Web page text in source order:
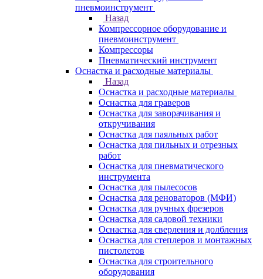
пневмоинструмент
Назад
Компрессорное оборудование и
пневмоинструмент
Компрессоры
Пневматический инструмент
Оснастка и расходные материалы
Назад
Оснастка и расходные материалы
Оснастка для граверов
Оснастка для заворачивания и
откручивания
Оснастка для паяльных работ
Оснастка для пильных и отрезных
работ
Оснастка для пневматического
инструмента
Оснастка для пылесосов
Оснастка для реноваторов (МФИ)
Оснастка для ручных фрезеров
Оснастка для садовой техники
Оснастка для сверления и долбления
Оснастка для степлеров и монтажных
пистолетов
Оснастка для строительного
оборудования